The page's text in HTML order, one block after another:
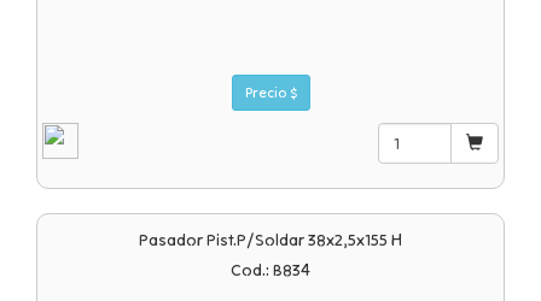
Precio $
Pasador Pist.p/soldar 38x2,5x155 H
Cod.: B834